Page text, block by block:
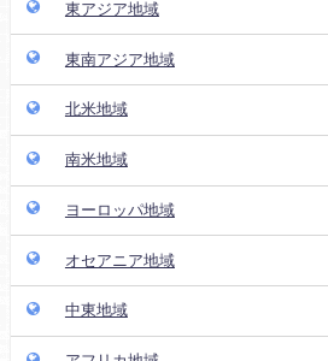
東アジア地域
東南アジア地域
北米地域
南米地域
ヨーロッパ地域
オセアニア地域
中東地域